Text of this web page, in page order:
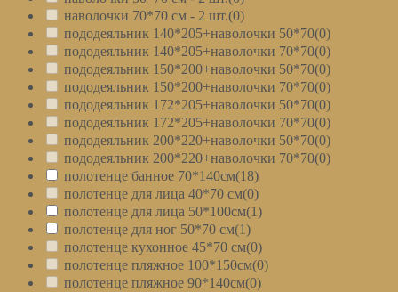
наволочки 70*70 см - 2 шт.(0)
пододеяльник 140*205+наволочки 50*70(0)
пододеяльник 140*205+наволочки 70*70(0)
пододеяльник 150*200+наволочки 50*70(0)
пододеяльник 150*200+наволочки 70*70(0)
пододеяльник 172*205+наволочки 50*70(0)
пододеяльник 172*205+наволочки 70*70(0)
пододеяльник 200*220+наволочки 50*70(0)
пододеяльник 200*220+наволочки 70*70(0)
полотенце банное 70*140см(18)
полотенце для лица 40*70 см(0)
полотенце для лица 50*100см(1)
полотенце для ног 50*70 см(1)
полотенце кухонное 45*70 см(0)
полотенце пляжное 100*150см(0)
полотенце пляжное 90*140см(0)